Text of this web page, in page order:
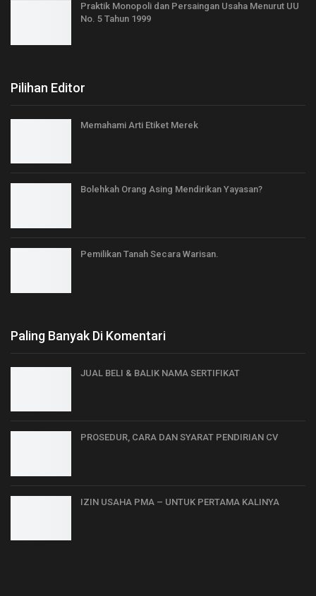
Praktik Monopoli dan Persaingan Usaha Menurut UU
No. 5 Tahun 1999
Pilihan Editor
Memahami Arti Etiket Merek
Bolehkah Orang Asing Mendirikan Yayasan?
Pemilikan Tanah Secara Warisan.
Paling Banyak Di Komentari
JUAL BELI & BALIK NAMA SERTIFIKAT
PROSEDUR, CARA DAN SYARAT PENDIRIAN CV
IZIN USAHA PMA – UNTUK PERTAMA KALINYA